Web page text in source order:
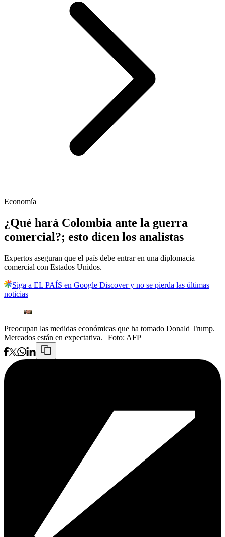
Economía
¿Qué hará Colombia ante la guerra
comercial?; esto dicen los analistas
Expertos aseguran que el país debe entrar en una diplomacia
comercial con Estados Unidos.
Siga a EL PAÍS en Google Discover y no se pierda las últimas
noticias
Preocupan las medidas económicas que ha tomado Donald Trump.
Mercados están en expectativa. | Foto: AFP